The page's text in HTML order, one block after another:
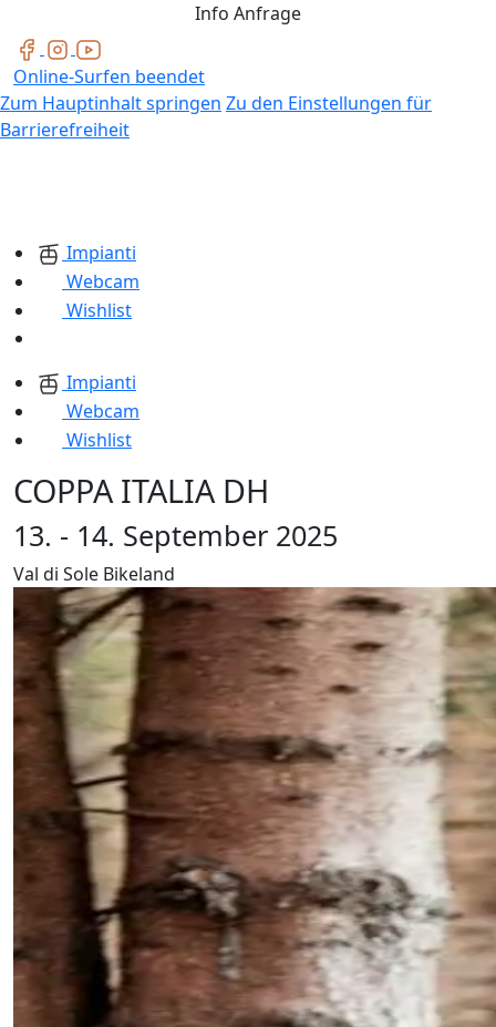
Info Anfrage
Online-Surfen beendet
Zum Hauptinhalt springen Zu den Einstellungen für
Barrierefreiheit
Impianti
Webcam
Wishlist
Impianti
Webcam
Wishlist
COPPA ITALIA DH
13. - 14. September 2025
Val di Sole Bikeland